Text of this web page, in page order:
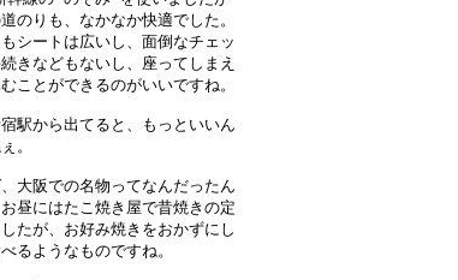
のりも、なかなか快適でした。
シートは広いし、面倒なチェッ
きなどもないし、座ってしまえ
ことができるのがいいですね。
駅から出てると、もっといいん
けどねぇ。
大阪での名物ってなんだったん
昼にはたこ焼き屋で昔焼きの定
たが、お好み焼きをおかずにし
べるようなものですね。